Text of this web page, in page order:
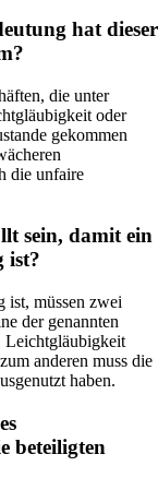
hat dieser
die unter
oder
gekommen
die unfaire
sein, damit ein
ist?
ist, müssen zwei
der genannten
Leichtgläubigkeit
anderen muss die
haben.
beteiligten